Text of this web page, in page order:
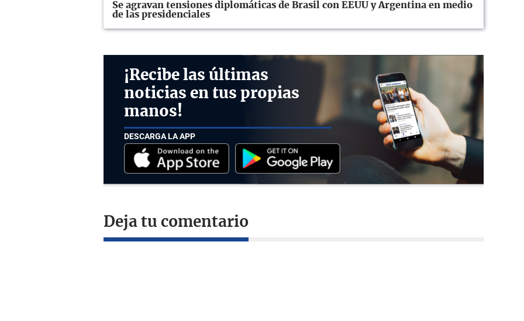
Se agravan tensiones diplomáticas de Brasil con EEUU y Argentina en medio
de las presidenciales
¡Recibe las últimas
noticias en tus propias
manos!
DESCARGA LA APP
Deja tu comentario